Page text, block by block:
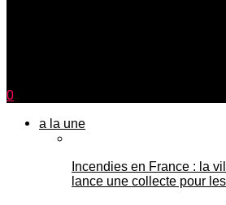
0
a la une
Incendies en France : la
lance une collecte pour